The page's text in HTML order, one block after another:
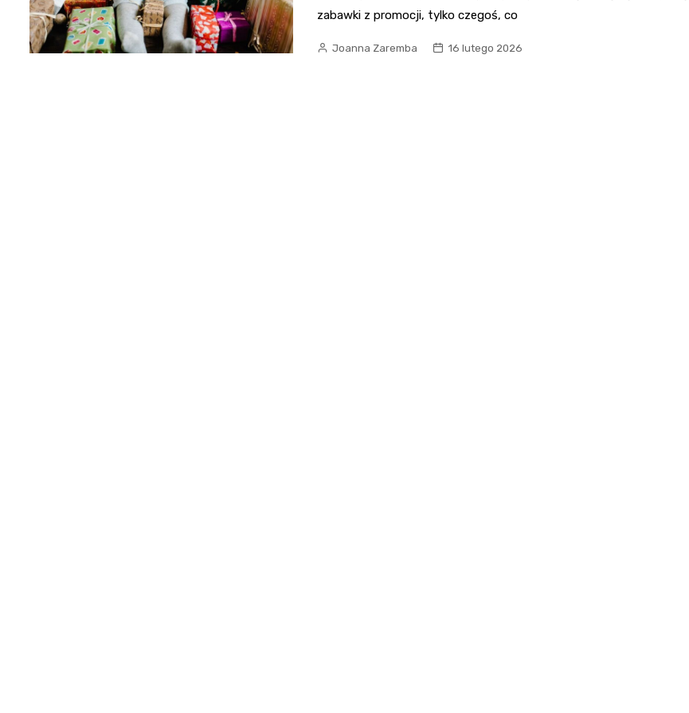
zabawki z promocji, tylko czegoś, co
Joanna Zaremba 16 lutego 2026